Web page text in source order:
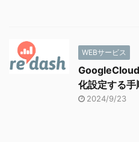
WEBサービス
化設定する手
2024/9/23